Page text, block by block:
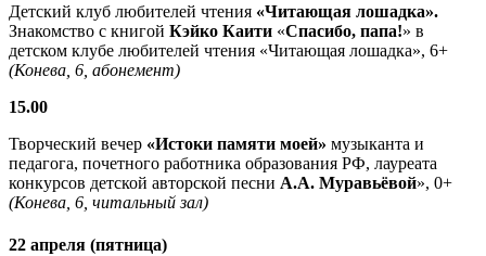
Детский клуб любителей чтения «Читающая лошадка».
Знакомство с книгой Кэйко Каити «Спасибо, папа!» в
детском клубе любителей чтения «Читающая лошадка», 6+
(Конева, 6, абонемент)
15.00
Творческий вечер «Истоки памяти моей» музыканта и
педагога, почетного работника образования РФ, лауреата
конкурсов детской авторской песни А.А. Муравьёвой», 0+
(Конева, 6, читальный зал)
22 апреля (пятница)